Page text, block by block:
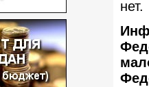
нет.